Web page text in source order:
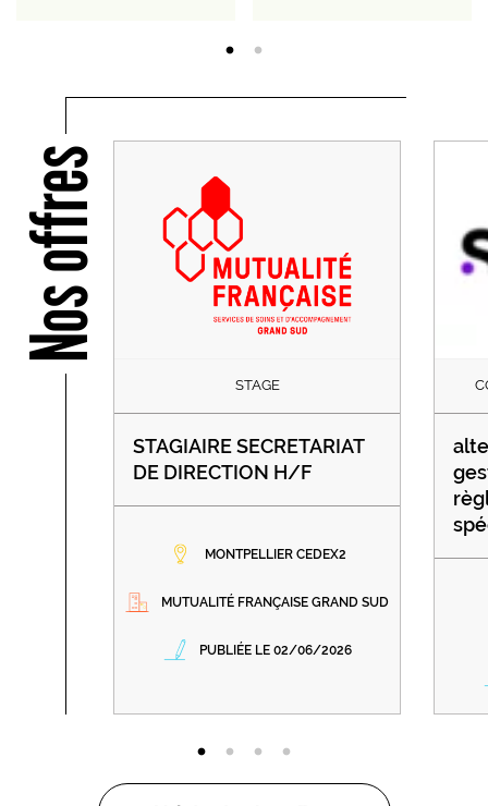
Nos offres
STAGE
STAGIAIRE SECRETARIAT
DE DIRECTION H/F
MONTPELLIER CEDEX2
MUTUALITÉ FRANÇAISE GRAND SUD
PUBLIÉE LE 02/06/2026